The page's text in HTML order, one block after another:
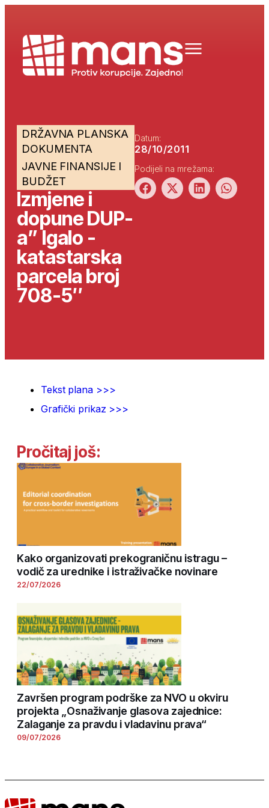
DRŽAVNA PLANSKA
DOKUMENTA
JAVNE FINANSIJE I
BUDŽET
Izmjene i
dopune DUP-
a” Igalo -
katastarska
parcela broj
708-5″
Datum:
28/10/2011
Podijeli na mrežama:
Tekst plana >>>
Grafički prikaz >>>
Pročitaj još:
Kako organizovati prekograničnu istragu –
vodič za urednike i istraživačke novinare
22/07/2026
Završen program podrške za NVO u okviru
projekta „Osnaživanje glasova zajednice:
Zalaganje za pravdu i vladavinu prava“
09/07/2026